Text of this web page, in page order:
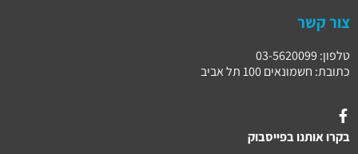
צור קשר
טלפון: 03-5620099
כתובת: חשמונאים 100 תל אביב
בקרו אותנו בפייסבוק